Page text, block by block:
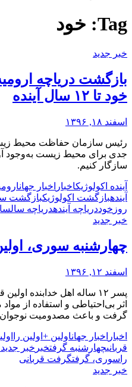
Tag: خود
خبر جدید
بازگشت دریاچه
خود تا ۱۲ سال آینده
اسفند ۱۸, ۱۳۹۶
رئیس سازمان حفاظت محیط‌
جدی برای محیط‌ زیست به‌وجود
سازگار کنیم.
آینده اکولوژیکاخبار اخبار جهان
آیندهبازگشت اکولوژیکبازگشت
روز خوددریاچه آیندهدریاچه سال
خبر جدید
چهارشنبه سوری،
اسفند ۱۲, ۱۳۹۶
پسر ۱۲ ساله اهل خدابنده
اثر بی‌احتیاطی و استفاده از
گرفت و باعث مصدومیت نوجوان ۱۲ ساله اهل …
اخبار اخبار جهاناولین + اولین را
قربانیچهارشنبه گرفتخبر خبر جدید
را سوری، گرفتگرفت قربانی
خبر جدید